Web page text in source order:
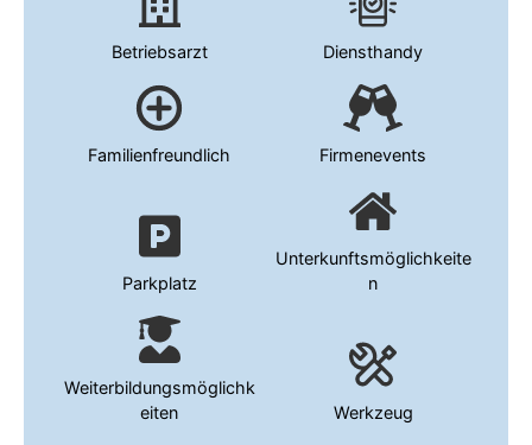
Betriebsarzt Diensthandy
Familienfreundlich Firmenevents
Parkplatz
Unterkunftsmöglichkeite
n
Weiterbildungsmöglichk
eiten
Werkzeug